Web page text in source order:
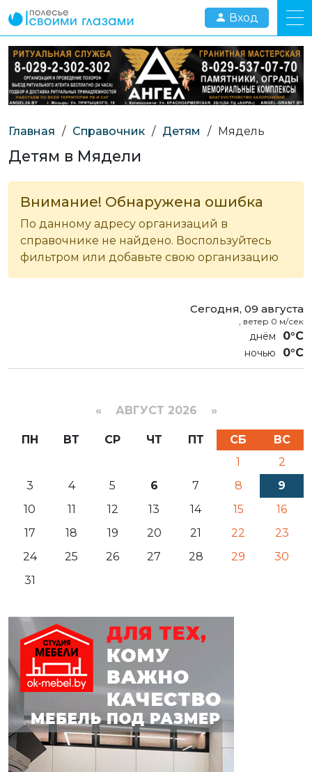
Вход
Главная / Справочник / Детям / Мядель
Детям в Мядели
Внимание! Обнаружена ошибка
По данному адресу организаций в
справочнике не найдено. Воспользуйтесь
фильтром или добавьте свою организацию
Сегодня, 09 августа
, ветер 0 м/сек
0°C
0°C
« АВГУСТ 2026 »
ПН ВТ СР ЧТ ПТ СБ
ВС
1
2
3
4 5 6 7 8
9
10
11 12 13 14 15
16
17
18 19 20 21 22
23
24
25 26 27 28 29
30
31